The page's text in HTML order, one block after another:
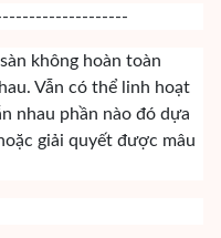
không hoàn toàn
Vẫn có thể linh hoạt
nhau phần nào đó dựa
giải quyết được mâu